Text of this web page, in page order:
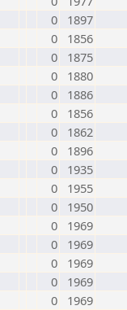
0
1897
0
1856
0
1875
0
1880
0
1886
0
1856
0
1862
0
1896
0
1935
0
1955
0
1950
0
1969
0
1969
0
1969
0
1969
0
1969